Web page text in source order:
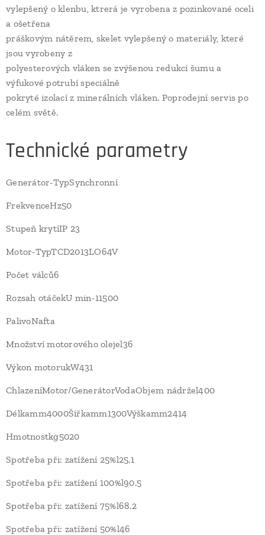
vylepšený o klenbu, ktrerá je vyrobena z pozinkované oceli
a ošetřena
práškovým nátěrem, skelet vylepšený o materiály, které
jsou vyrobeny z
polyesterových vláken se zvýšenou redukcí šumu a
výfukové potrubí speciálně
pokryté izolací z minerálních vláken. Poprodejní servis po
celém světě.
Technické parametry
Generátor-TypSynchronní
FrekvenceHz50
Stupeň krytíIP 23
Motor-TypTCD2013LO64V
Počet válců6
Rozsah otáčekU min-11500
PalivoNafta
Množství motorového olejel36
Výkon motorukW431
ChlazeníMotor/GenerátorVodaObjem nádržel400
Délkamm4000Šířkamm1300Výškamm2414
Hmotnostkg5020
Spotřeba při: zatížení 25%l25.1
Spotřeba při: zatížení 100%l90.5
Spotřeba při: zatížení 75%l68.2
Spotřeba při: zatížení 50%l46